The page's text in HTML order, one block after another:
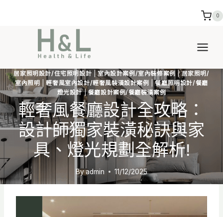
0
居家照明設計/住宅照明設計 |室內設計案例/室內裝修案例 |居家照明/
室內照明
|輕奢風室內設計/輕奢風裝潢設計案例 |餐廳照明設計/餐廳
燈光設計|餐廳設計案例/餐廳裝潢案例
輕奢風餐廳設計全攻略：
設計師獨家裝潢秘訣與家
具、燈光規劃全解析!
Byadmin 11/12/2025